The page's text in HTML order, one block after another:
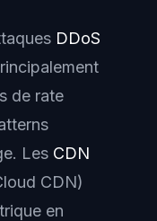
DDoS
de rate
Les CDN
CDN)
en